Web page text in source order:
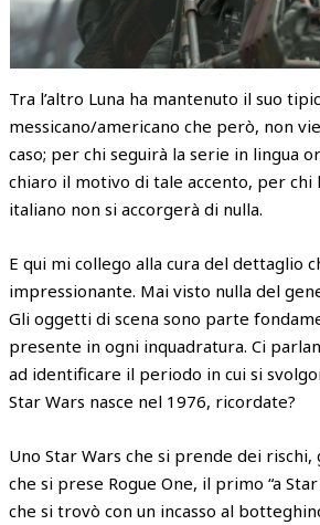
Tra l’altro Luna ha mantenuto il suo
messicano/americano che però, non
caso; per chi seguirà la serie in lingua
chiaro il motivo di tale accento, per chi
italiano non si accorgerà di nulla.
E qui mi collego alla cura del dettaglio
impressionante. Mai visto nulla del
Gli oggetti di scena sono parte
presente in ogni inquadratura. Ci
ad identificare il periodo in cui si
Star Wars nasce nel 1976, ricordate?
Uno Star Wars che si prende dei rischi,
che si prese Rogue One, il primo “a
che si trovò con un incasso al